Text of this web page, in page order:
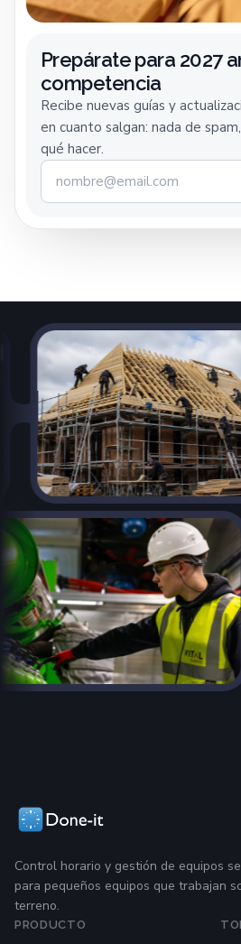
Prepárate para 2027
competencia
Recibe nuevas guías y
en cuanto salgan: nada de
qué hacer.
Control horario y gestión de equipos
para pequeños equipos que trabajan
terreno.
PRODUCTO